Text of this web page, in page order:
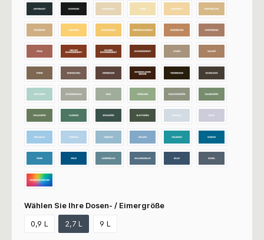
Wählen Sie Ihre Dosen- / Eimergröße
0,9 L 2,7 L 9 L